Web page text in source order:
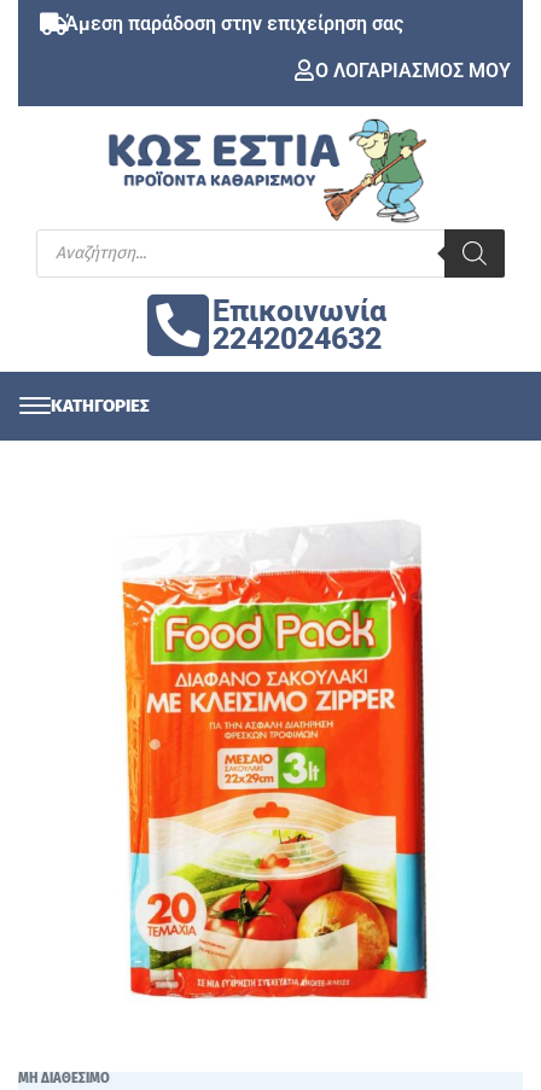
Άμεση παράδοση στην επιχείρηση σας
Ο ΛΟΓΑΡΙΑΣΜΟΣ ΜΟΥ
Επικοινωνία
2242024632
ΜΗ ΔΙΑΘΕΣΙΜΟ